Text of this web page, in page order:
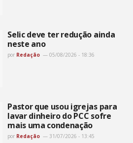
Selic deve ter redução ainda
neste ano
por Redação 05/08/2026 - 18:36
Pastor que usou igrejas para
lavar dinheiro do PCC sofre
mais uma condenação
por Redação 31/07/2026 - 13:45